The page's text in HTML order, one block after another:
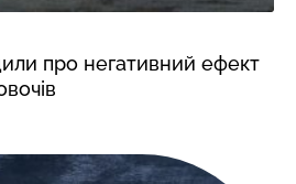
про негативний ефект